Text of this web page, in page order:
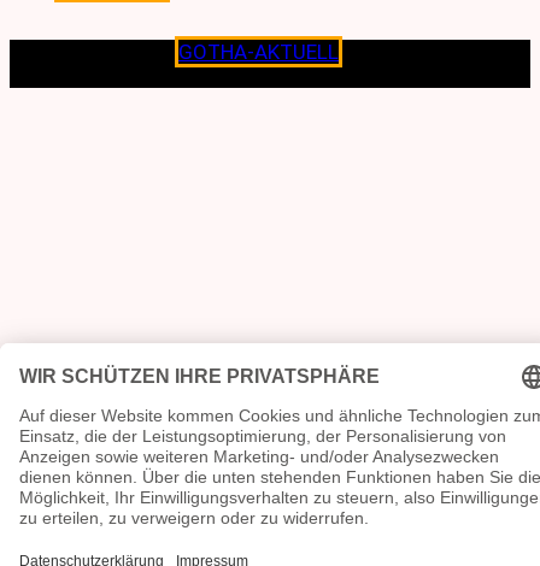
GOTHA-AKTUELL
Lokalen verpflichtet.